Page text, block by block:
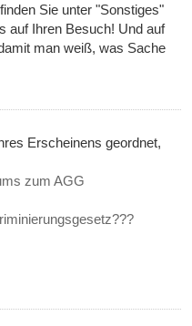
Sie unter "Sonstiges"
auf Ihren Besuch! Und auf
man weiß, was Sache
Erscheinens geordnet,
zum AGG